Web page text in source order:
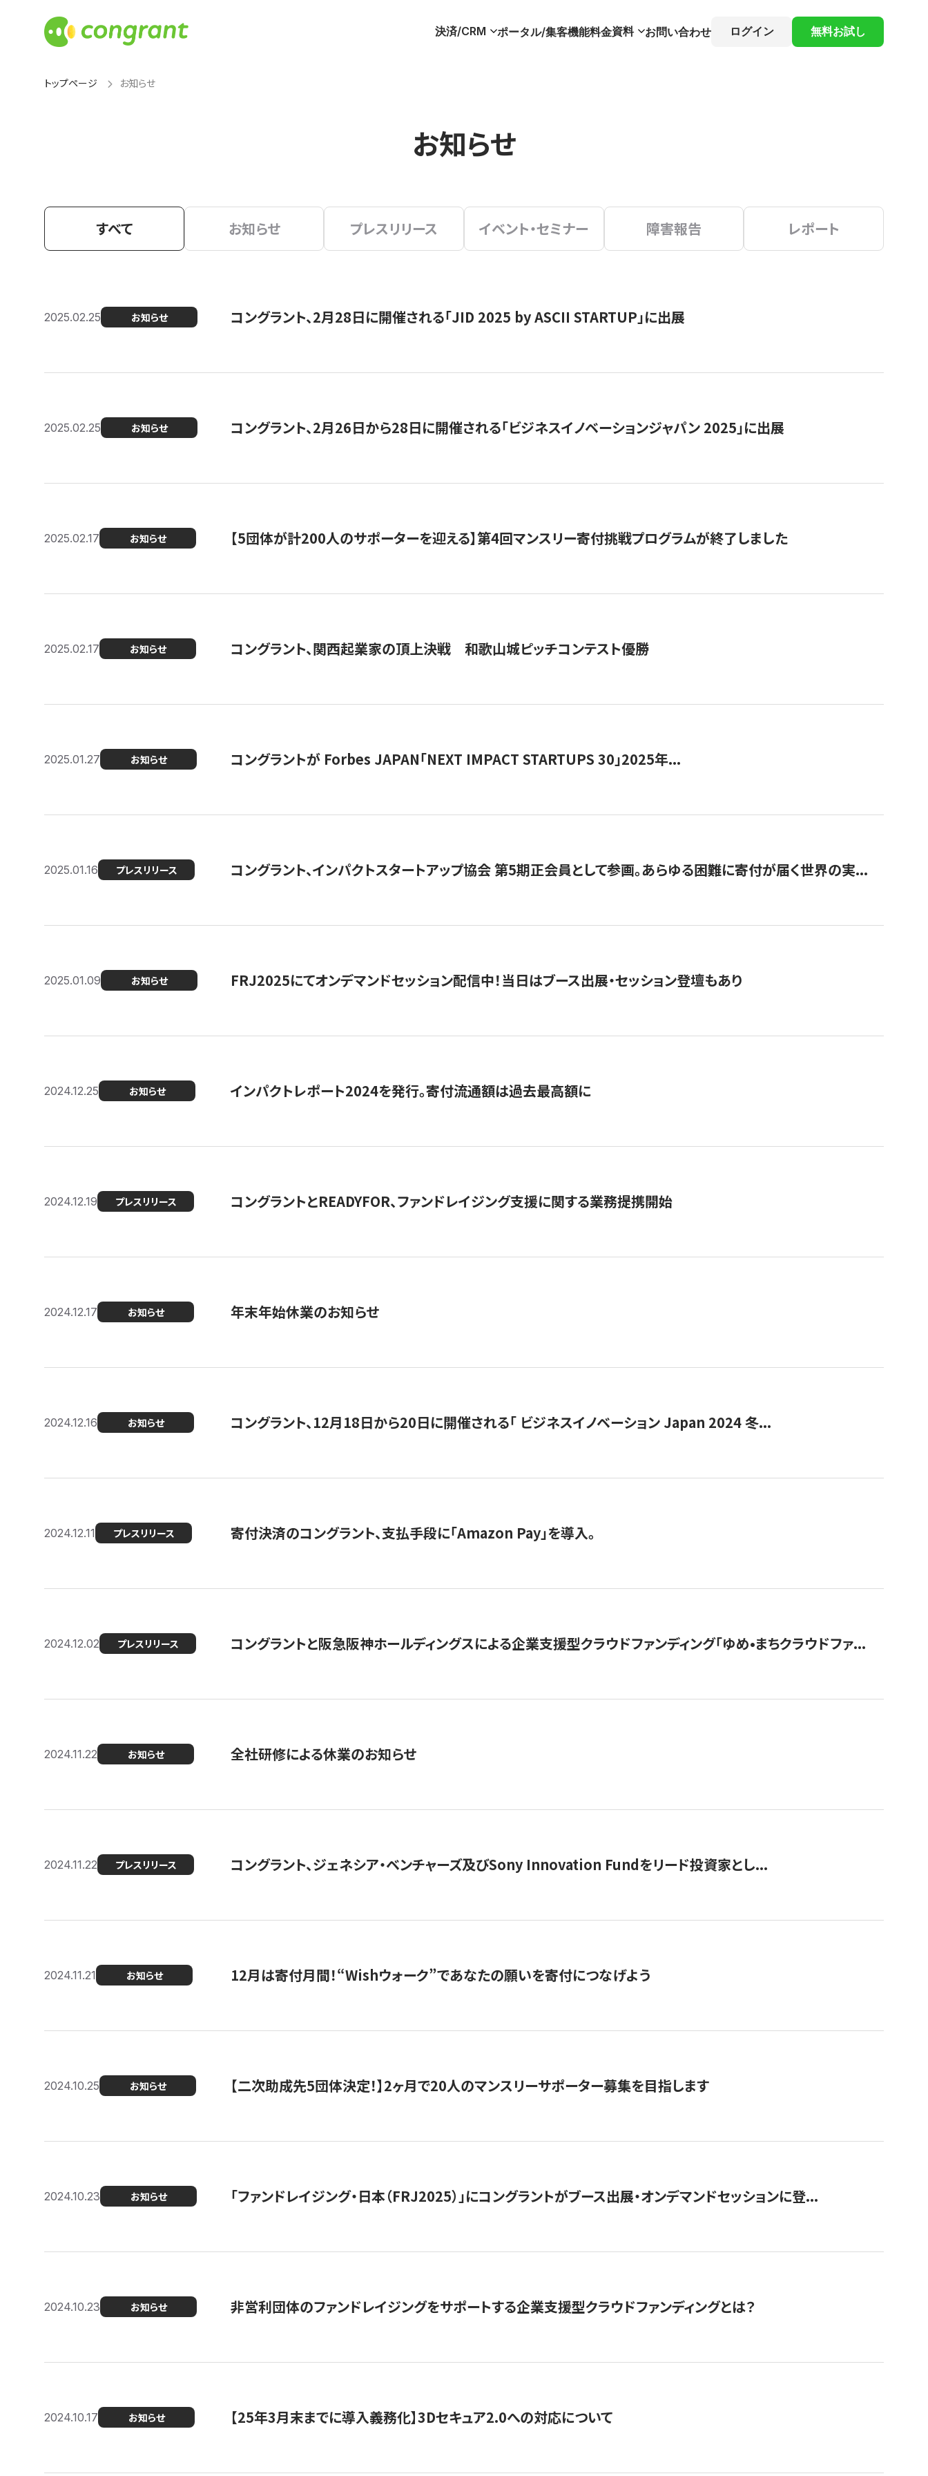
決済/CRM ポータル/集客機能料金資料 お問い合わせ ログイン 無料お試し
トップページ お知らせ
お知らせ
すべて お知らせ プレスリリース イベント・セミナー 障害報告 レポート
2025.02.25 お知らせ コングラント、2月28日に開催される「JID 2025 by ASCII STARTUP」に出展
2025.02.25 お知らせ コングラント、2月26日から28日に開催される「ビジネスイノベーションジャパン 2025」に出展
2025.02.17 お知らせ 【5団体が計200人のサポーターを迎える】​​第4回マンスリー寄付挑戦プログラムが終了しました
2025.02.17 お知らせ コングラント、関西起業家の頂上決戦 和歌山城ピッチコンテスト優勝
2025.01.27 お知らせ コングラントが Forbes JAPAN「NEXT IMPACT STARTUPS 30」2025年...
2025.01.16 プレスリリース コングラント、インパクトスタートアップ協会 第5期正会員として参画。あらゆる困難に寄付が届く世界の実...
2025.01.09 お知らせ FRJ2025にてオンデマンドセッション配信中！当日はブース出展・セッション登壇もあり
2024.12.25 お知らせ インパクトレポート2024を発行。寄付流通額は過去最高額に
2024.12.19 プレスリリース コングラントとREADYFOR、ファンドレイジング支援に関する業務提携開始
2024.12.17 お知らせ 年末年始休業のお知らせ
2024.12.16 お知らせ コングラント、12月18日から20日に開催される「 ビジネスイノベーション Japan 2024 冬...
2024.12.11 プレスリリース 寄付決済のコングラント、支払手段に「Amazon Pay」を導入。
2024.12.02 プレスリリース コングラントと阪急阪神ホールディングスによる企業支援型クラウドファンディング「ゆめ•まちクラウドファ...
2024.11.22 お知らせ 全社研修による休業のお知らせ
2024.11.22 プレスリリース コングラント、ジェネシア・ベンチャーズ及びSony Innovation Fundをリード投資家とし...
2024.11.21 お知らせ 12月は寄付月間！“Wishウォーク”であなたの願いを寄付につなげよう
2024.10.25 お知らせ 【二次助成先5団体決定！】2ヶ月で20人のマンスリーサポーター募集を目指します
2024.10.23 お知らせ 「ファンドレイジング・日本（FRJ2025）」にコングラントがブース出展・オンデマンドセッションに登...
2024.10.23 お知らせ 非営利団体のファンドレイジングをサポートする企業支援型クラウドファンディングとは？
2024.10.17 お知らせ 【25年3月末までに導入義務化】3Dセキュア2.0への対応について